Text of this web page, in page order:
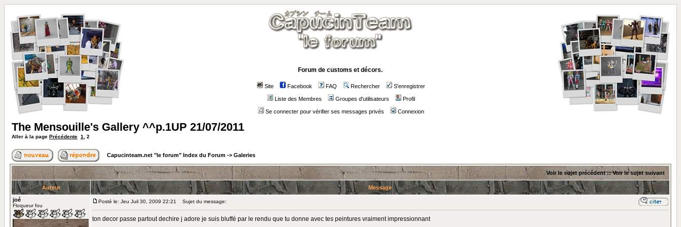
Forum de customs et décors.
Site Facebook FAQ Rechercher S'enregistrer
Liste des Membres Groupes d'utilisateurs Profil
Se connecter pour vérifier ses messages privés Connexion
The Mensouille's Gallery ^^p.1UP 21/07/2011
Aller à la page Précédente 1 2
Capucinteam.net "le forum" Index du Forum -> Galeries
Voir le sujet précédent::Voir le sujet suivant
Auteur
Message
joé
Floqueur fou
Posté le: Jeu Juil 30, 2009 22:21 Sujet du message:
ton decor passe partout dechire j adore je suis bluffé par le rendu que tu donne avec tes peintures vraiment impressionnant